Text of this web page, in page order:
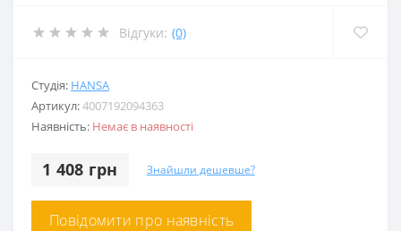
Відгуки: (0)
Студія: HANSA
Артикул:4007192094363
Наявність: Немає в наявності
1 408 грн Знайшли дешевше?
Повідомити про наявність